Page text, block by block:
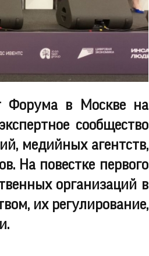
Форума в Москве на
сообщество
медийных агентств,
На повестке первого
организаций в
их регулирование,